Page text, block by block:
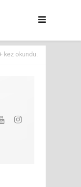
kez okundu.